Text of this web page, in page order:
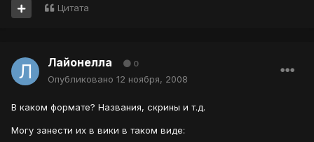
Цитата
Лайонелла 0
Опубликовано 12 ноября, 2008
В каком формате? Названия, скрины и т.д.
Могу занести их в вики в таком виде: